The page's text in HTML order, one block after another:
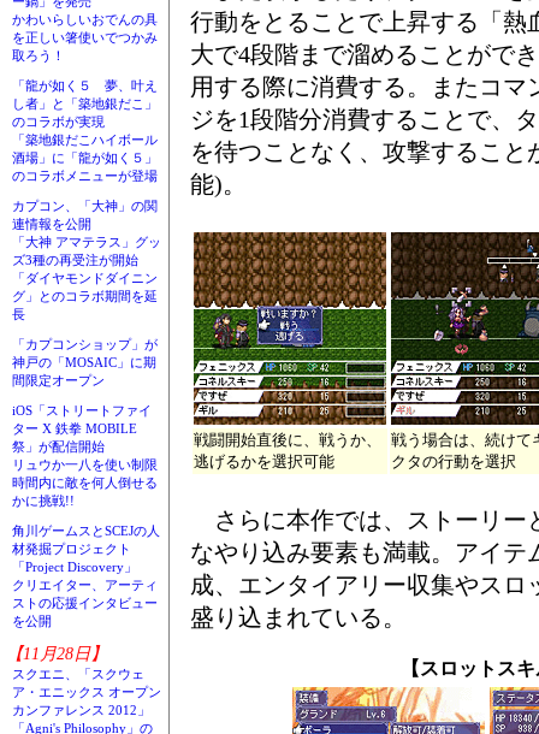
かわいらしいおでんの具
を正しい箸使いでつかみ
取ろう！
「龍が如く５ 夢、叶え
し者」と「築地銀だこ」
のコラボが実現
「築地銀だこハイボール
酒場」に「龍が如く５」
のコラボメニューが登場
カプコン、「大神」の関
連情報を公開
「大神 アマテラス」グッ
ズ3種の再受注が開始
「ダイヤモンドダイニン
グ」とのコラボ期間を延
長
「カプコンショップ」が
神戸の「MOSAIC」に期
間限定オープン
iOS「ストリートファイ
ター X 鉄拳 MOBILE
祭」が配信開始
リュウか一八を使い制限
時間内に敵を何人倒せる
かに挑戦!!
角川ゲームスとSCEJの人
材発掘プロジェクト
「Project Discovery」
クリエイター、アーティ
ストの応援インタビュー
を公開
【11月28日】
スクエニ、「スクウェ
ア・エニックス オープン
カンファレンス 2012」
「Agni's Philosophy」の
行動をとることで上昇する「熱
大で4段階まで溜めることがで
用する際に消費する。またコマ
ジを1段階分消費することで、
を待つことなく、攻撃すること
能)。
戦闘開始直後に、戦うか、
逃げるかを選択可能
戦う場合は、続けて
クタの行動を選択
さらに本作では、ストーリー
なやり込み要素も満載。アイテ
成、エンタイアリー収集やスロ
盛り込まれている。
【スロットス